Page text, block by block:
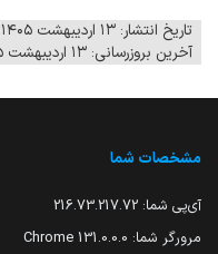
تاریخ انتشار: ۱۳ اردیبهشت ۱۴۰۵ - ۱۱:۱۴
آخرین بروزرسانی: ۱۳ اردیبهشت ۱۴۰۵ - ۱۱:۱۴
مشخصات شما
آی‌پی شما: 216.73.217.72
مرورگر شما: 131.0.0.0 Chrome